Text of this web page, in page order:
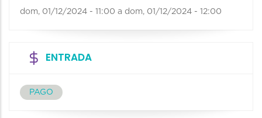
dom, 01/12/2024 - 11:00 a dom, 01/12/2024 - 12:00
ENTRADA
PAGO